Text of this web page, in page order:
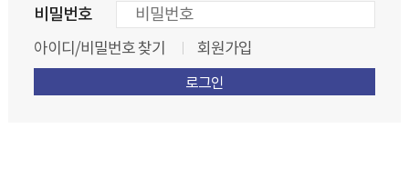
비밀번호
아이디/비밀번호 찾기 회원가입